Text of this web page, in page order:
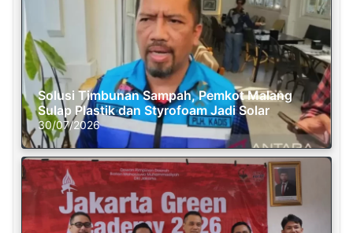
Solusi Timbunan Sampah, Pemkot Malang
Sulap Plastik dan Styrofoam Jadi Solar
30/07/2026